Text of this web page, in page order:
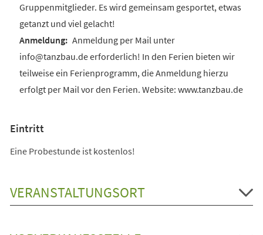
Gruppenmitglieder. Es wird gemeinsam gesportet, etwas
getanzt und viel gelacht!
Anmeldung per Mail unter
info@tanzbau.de erforderlich! In den Ferien bieten wir
teilweise ein Ferienprogramm, die Anmeldung hierzu
erfolgt per Mail vor den Ferien. Website: www.tanzbau.de
Eintritt
Eine Probestunde ist kostenlos!
VERANSTALTUNGSORT